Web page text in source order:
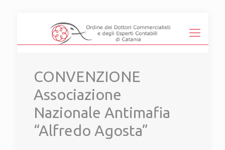
CONVENZIONE
Associazione
Nazionale Antimafia
“Alfredo Agosta”